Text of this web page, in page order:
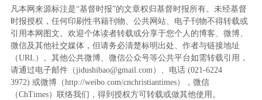
凡本网来源标注是“基督时报”的文章权归基督时报所有。未经基督
时报授权，任何印刷性书籍刊物、公共网站、电子刊物不得转载或
引用本网图文。欢迎个体读者转载或分享于您个人的博客、微博、
微信及其他社交媒体，但请务必清楚标明出处、作者与链接地址
（URL）。其他公共微博、微信公众号等公共平台如需转载引用，
请通过电子邮件（jidushibao@gmail.com）、电话 (021-6224
3972) ‬或微博（http://weibo.com/cnchristiantimes），微信
（ChTimes）联络我们，得到授权方可转载或做其他使用。